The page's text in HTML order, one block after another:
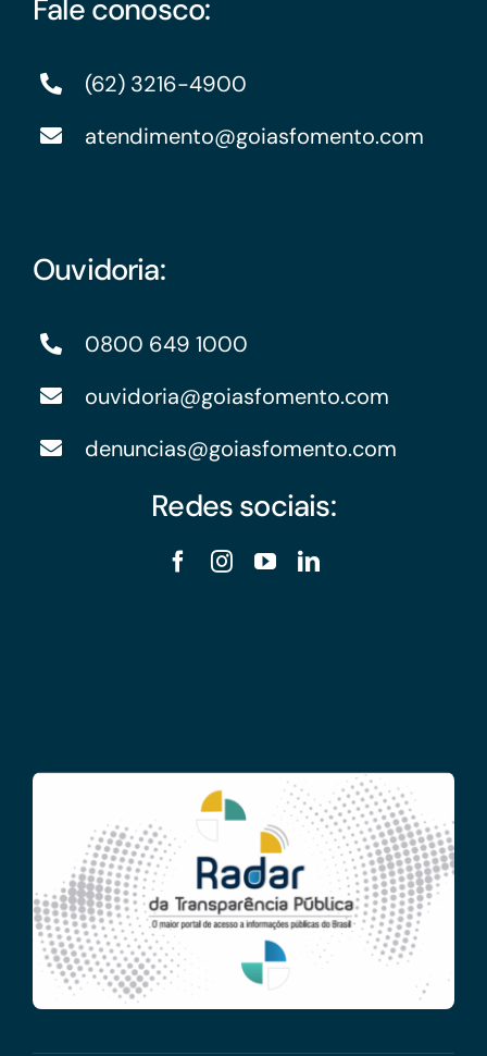
Fale conosco:
(62) 3216-4900
atendimento@goiasfomento.com
Ouvidoria:
0800 649 1000
ouvidoria@goiasfomento.com
denuncias@goiasfomento.com
Redes sociais: